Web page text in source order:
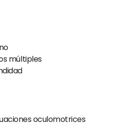
múltiples
oculomotrices